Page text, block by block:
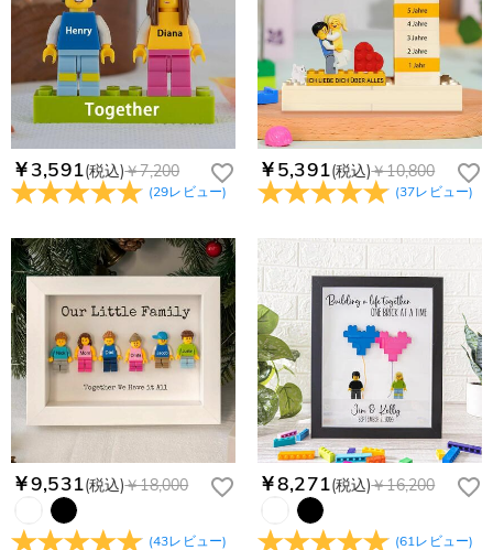
￥3,591(税込)￥7,200
(29レビュー)
￥5,391(税込)￥10,800
(37レビュー)
￥9,531(税込)￥18,000
(43レビュー)
￥8,271(税込)￥16,200
(61レビュー)